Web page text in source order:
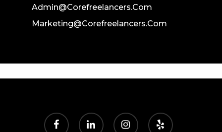
Admin@corefreelancers.com
Marketing@corefreelancers.com
facebook linkedin instagram yelp